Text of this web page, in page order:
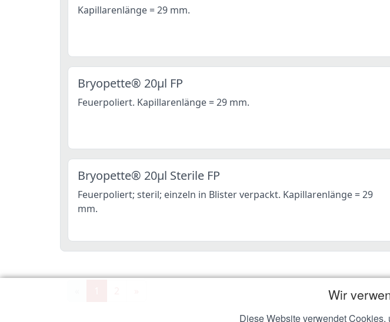
Wir
Diese Website verwendet
Kapillarenlänge = 29 mm.
Bryopette® 20µl FP
Feuerpoliert. Kapillarenlänge = 29 mm.
Bryopette® 20µl Sterile FP
Feuerpoliert; steril; einzeln in Blister verpackt. Kapillarenlänge = 29
mm.